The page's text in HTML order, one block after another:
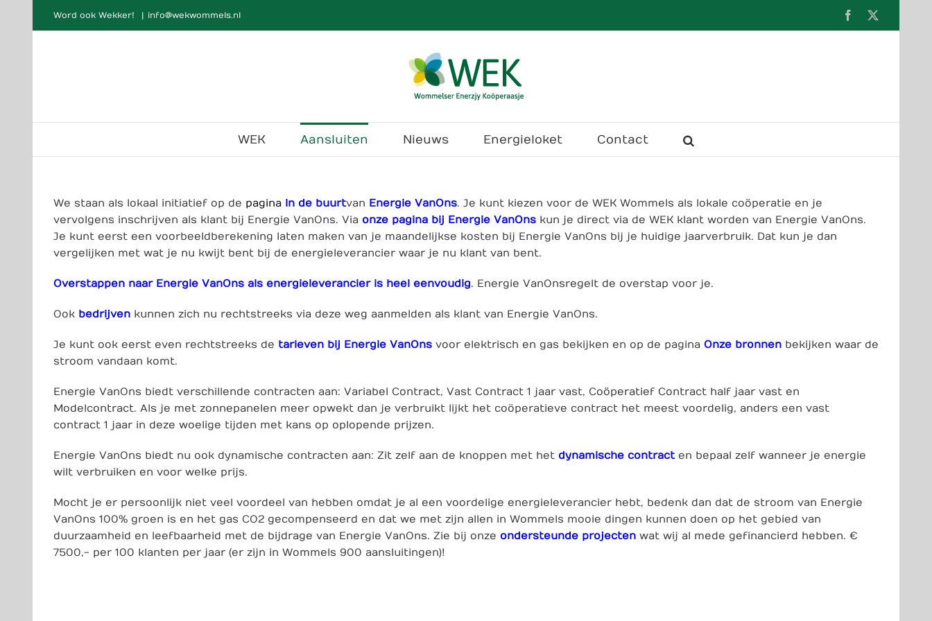
Word ook Wekker! | info@wekwommels.nl Facebook
WEK Aansluiten Nieuws Energieloket Contact
We staan als lokaal initiatief op de pagina In de buurtvan Energie VanOns. Je kunt kiezen voor de WEK Wommels als lokale coöperatie en je
vervolgens inschrijven als klant bij Energie VanOns. Via onze pagina bij Energie VanOns kun je direct via de WEK klant worden van Energie VanOns.
Je kunt eerst een voorbeeldberekening laten maken van je maandelijkse kosten bij Energie VanOns bij je huidige jaarverbruik. Dat kun je dan
vergelijken met wat je nu kwijt bent bij de energieleverancier waar je nu klant van bent.
Overstappen naar Energie VanOns als energieleverancier is heel eenvoudig. Energie VanOns regelt de overstap voor je.
Ook bedrijven kunnen zich nu rechtstreeks via deze weg aanmelden als klant van Energie VanOns.
Je kunt ook eerst even rechtstreeks de tarieven bij Energie VanOns voor elektrisch en gas bekijken en op de pagina Onze bronnen bekijken waar de
stroom vandaan komt.
Energie VanOns biedt verschillende contracten aan: Variabel Contract, Vast Contract 1 jaar vast, Coöperatief Contract half jaar vast en
Modelcontract. Als je met zonnepanelen meer opwekt dan je verbruikt lijkt het coöperatieve contract het meest voordelig, anders een vast
contract 1 jaar in deze woelige tijden met kans op oplopende prijzen.
Energie VanOns biedt nu ook dynamische contracten aan: Zit zelf aan de knoppen met het dynamische contracten bepaal zelf wanneer je energie
wilt verbruiken en voor welke prijs.
Mocht je er persoonlijk niet veel voordeel van hebben omdat je al een voordelige energieleverancier hebt, bedenk dan dat de stroom van Energie
VanOns 100% groen is en het gas CO2 gecompenseerd en dat we met zijn allen in Wommels mooie dingen kunnen doen op het gebied van
duurzaamheid en leefbaarheid met de bijdrage van Energie VanOns. Zie bij onze ondersteunde projecten wat wij al mede gefinancierd hebben. €
7500,- per 100 klanten per jaar (er zijn in Wommels 900 aansluitingen)!